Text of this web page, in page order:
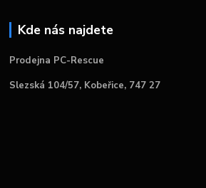
Kde nás najdete
Prodejna PC-Rescue
Slezská 104/57, Kobeřice, 747 27